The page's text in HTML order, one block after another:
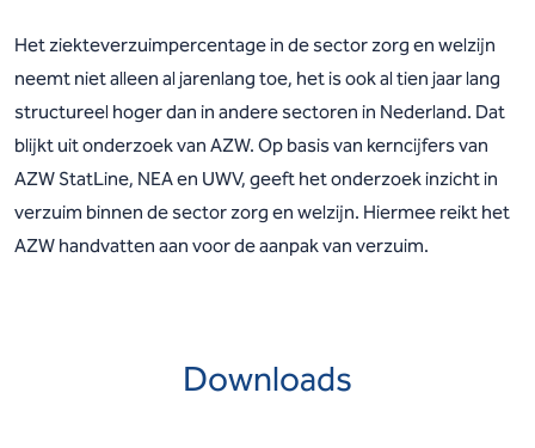
Het ziekteverzuimpercentage in de sector zorg en welzijn
neemt niet alleen al jarenlang toe, het is ook al tien jaar lang
structureel hoger dan in andere sectoren in Nederland. Dat
blijkt uit onderzoek van AZW. Op basis van kerncijfers van
AZW StatLine, NEA en UWV, geeft het onderzoek inzicht in
verzuim binnen de sector zorg en welzijn. Hiermee reikt het
AZW handvatten aan voor de aanpak van verzuim.
Downloads